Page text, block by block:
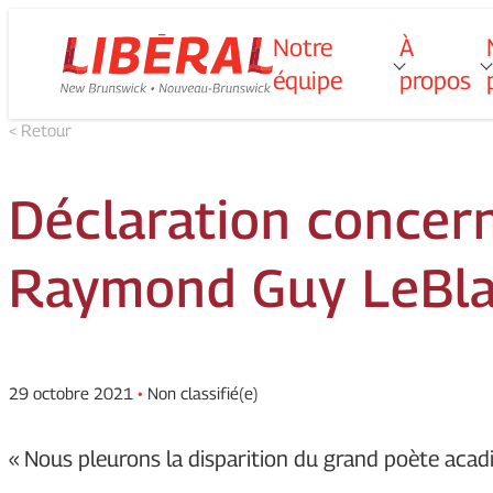
Skip
to
Homepage
Link
Notre
équipe
T
o
g
g
l
e
s
u
b
m
e
n
u
f o
r
N
o
t
r
e
é
q
u
i
p
e
”
À
propos
f
p
”
< Retour
Déclaration
Raymond Guy
29 octobre 2021 • Non classifié(e)
« Nous pleurons la disparition du grand poète